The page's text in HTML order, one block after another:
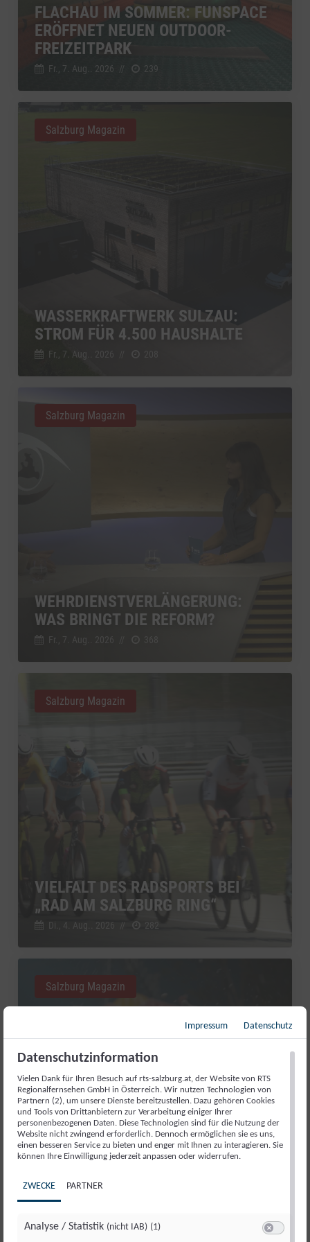
FLACHAU IM SOMMER: FUNSPACE
ERÖFFNET NEUEN OUTDOOR-
FREIZEITPARK
Fr., 7. Aug.. 2026 // 239
WASSERKRAFTWERK SULZAU:
STROM FÜR 4.500 HAUSHALTE
Fr., 7. Aug.. 2026
Salzburg Magazin
WEHRDIENSTVERLÄNGERUNG:
WAS BRINGT DIE REFORM?
Fr., 7. Aug.. 2026
Salzburg Magazin
VIELFALT DES RADSPORTS BEI
„RAD AM SALZBURG RING“
Di., 4. Aug.. 2026 // 282
Salzburg Magazin
RED BULL ROMANIACS: MANUEL
GESAMTSIEG
Salzburg Magazin
Impressum Datenschutz
Datenschutzinformation
Vielen Dank für Ihren Besuch auf rts-salzburg.at, der Website von RTS
Regionalfernsehen GmbH in Österreich. Wir nutzen Technologien von
Partnern (2), um unsere Dienste bereitzustellen. Dazu gehören Cookies
und Tools von Drittanbietern zur Verarbeitung einiger Ihrer
personenbezogenen Daten. Diese Technologien sind für die Nutzung der
Website nicht zwingend erforderlich. Dennoch ermöglichen sie es uns,
einen besseren Service zu bieten und enger mit Ihnen zu interagieren. Sie
können Ihre Einwilligung jederzeit anpassen oder widerrufen.
ZWECKE PARTNER
Analyse / Statistik (nicht IAB) (1)